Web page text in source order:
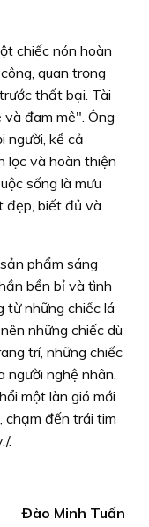
chiếc nón hoàn
quan trọng
thất bại. Tài
đam mê". Ông
người, kể cả
lọc và hoàn thiện
sống là mưu
đẹp, biết đủ và
phẩm sáng
bền bỉ và tình
từ những chiếc lá
những chiếc dù
trí, những chiếc
người nghệ nhân,
một làn gió mới
chạm đến trái tim
.
Ðào Minh Tuấn